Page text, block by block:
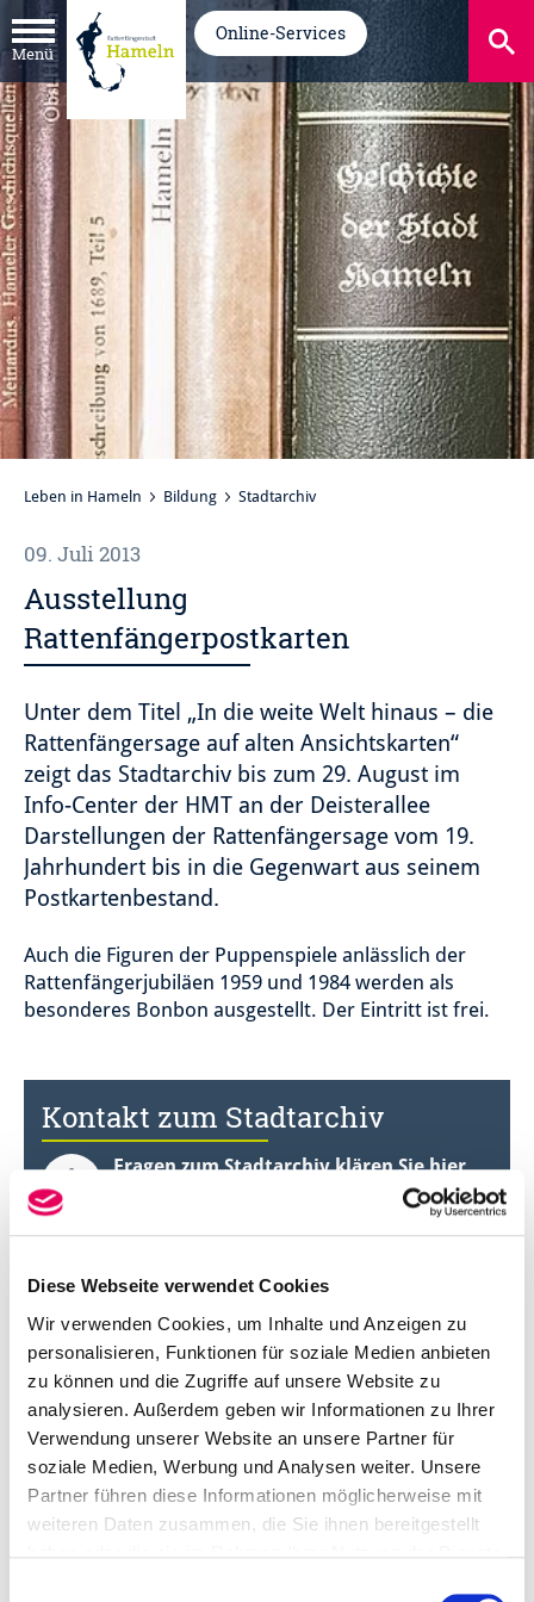
Diese Webseite verwendet Cookies
Wir verwenden Cookies, um Inhalte und Anzeigen zu
personalisieren, Funktionen für soziale Medien anbieten
zu können und die Zugriffe auf unsere Website zu
analysieren. Außerdem geben wir Informationen zu Ihrer
Verwendung unserer Website an unsere Partner für
soziale Medien, Werbung und Analysen weiter. Unsere
Partner führen diese Informationen möglicherweise mit
weiteren Daten zusammen, die Sie ihnen bereitgestellt
Menü
Online-Services
Leben in Hameln Bildung Stadtarchiv
09. Juli 2013
Ausstellung
Rattenfängerpostkarten
Unter dem Titel „In die weite Welt hinaus – die
Rattenfängersage auf alten Ansichtskarten“
zeigt das Stadtarchiv bis zum 29. August im
Info-Center der HMT an der Deisterallee
Darstellungen der Rattenfängersage vom 19.
Jahrhundert bis in die Gegenwart aus seinem
Postkartenbestand.
Auch die Figuren der Puppenspiele anlässlich der
Rattenfängerjubiläen 1959 und 1984 werden als
besonderes Bonbon ausgestellt. Der Eintritt ist frei.
Kontakt zum Stadtarchiv
Fragen zum Stadtarchiv klären Sie hier
31785 Hameln
stadtarchiv@hameln.de
Das Stadtarchiv ist auch
bei Facebook
Öffnungszeiten des Stadtarchivs